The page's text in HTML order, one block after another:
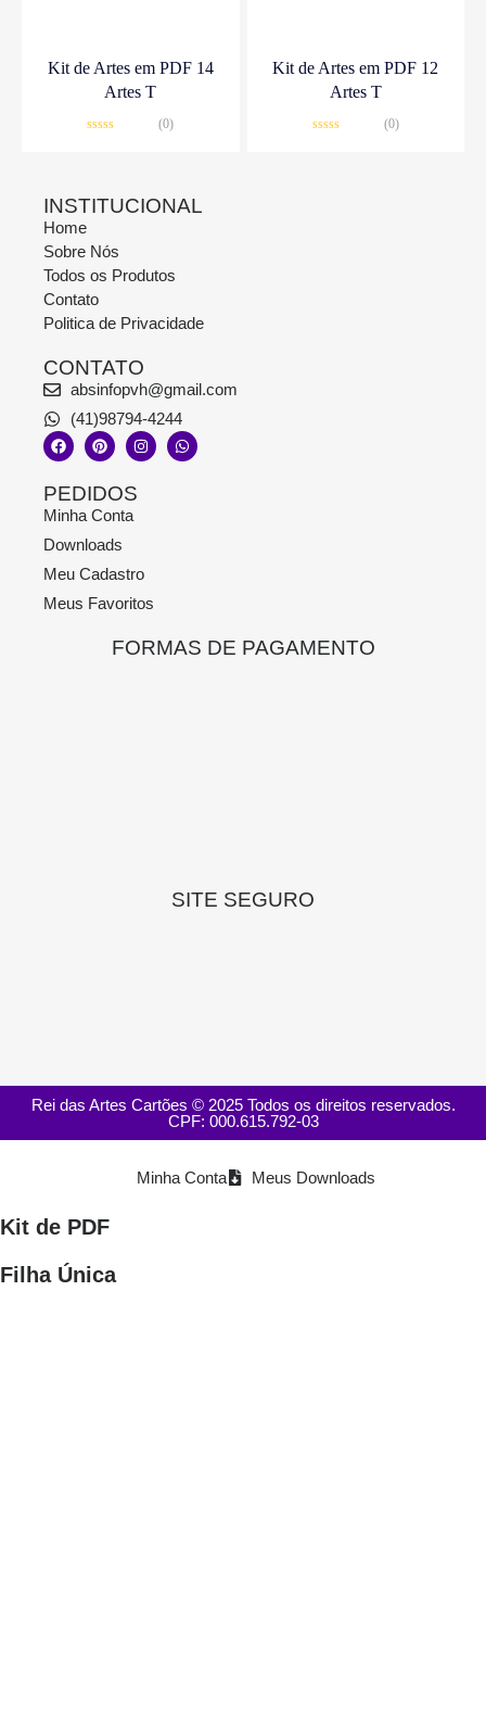
Kit de Artes em PDF 14
Artes T
(0)
Kit de Artes em PDF 12
Artes T
(0)
INSTITUCIONAL
Home
Sobre Nós
Todos os Produtos
Contato
Politica de Privacidade
CONTATO
absinfopvh@gmail.com
(41)98794-4244
PEDIDOS
Minha Conta
Downloads
Meu Cadastro
Meus Favoritos
FORMAS DE PAGAMENTO
SITE SEGURO
Rei das Artes Cartões © 2025 Todos os direitos reservados.
CPF: 000.615.792-03
Minha Conta Meus Downloads
Kit de PDF
Filha Única